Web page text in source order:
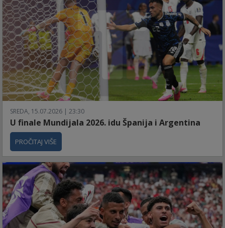
SREDA, 15.07.2026 | 23:30
U finale Mundijala 2026. idu Španija i Argentina
PROČITAJ VIŠE